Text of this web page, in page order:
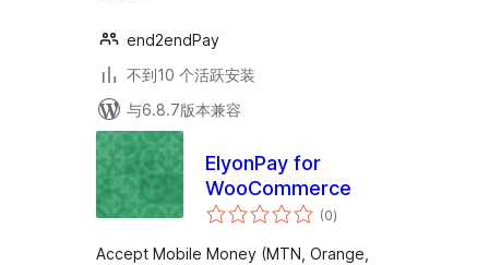
end2endPay
不到10 个活跃安装
与6.8.7版本兼容
ElyonPay for
WooCommerce
(0总
评)
Accept Mobile Money (MTN, Orange,